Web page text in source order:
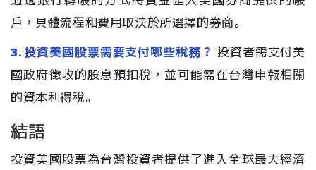
戶，具體流程和費用取決於所選擇的券商。
3. 投資美國股票需要支付哪些稅務？ 投資者需支付美
國政府徵收的股息預扣稅，並可能需在台灣申報相關
的資本利得稅。
結語
投資美國股票為台灣投資者提供了進入全球最大經濟